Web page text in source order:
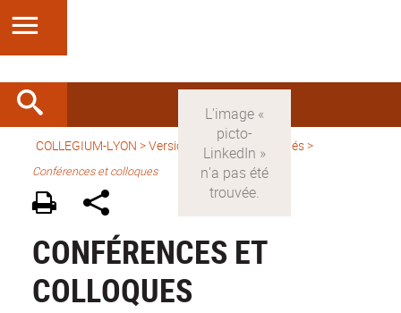
COLLEGIUM-LYON >Version française> Activités>
Conférences et colloques
CONFÉRENCES ET
COLLOQUES